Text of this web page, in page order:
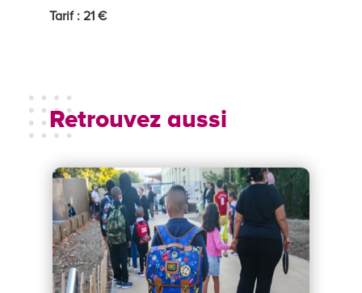
Tarif : 21 €
Retrouvez aussi